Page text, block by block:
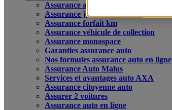
Assurance auto
Assurance jeune conducteur
Assurance forfait km
Assurance véhicule de collection
Assurance monospace
Garanties assurance auto
Nos formules assurance auto en ligne
Assurance Auto Malus
Services et avantages auto AXA
Assurance citoyenne auto
Assurer 2 voitures
Assurance auto en ligne